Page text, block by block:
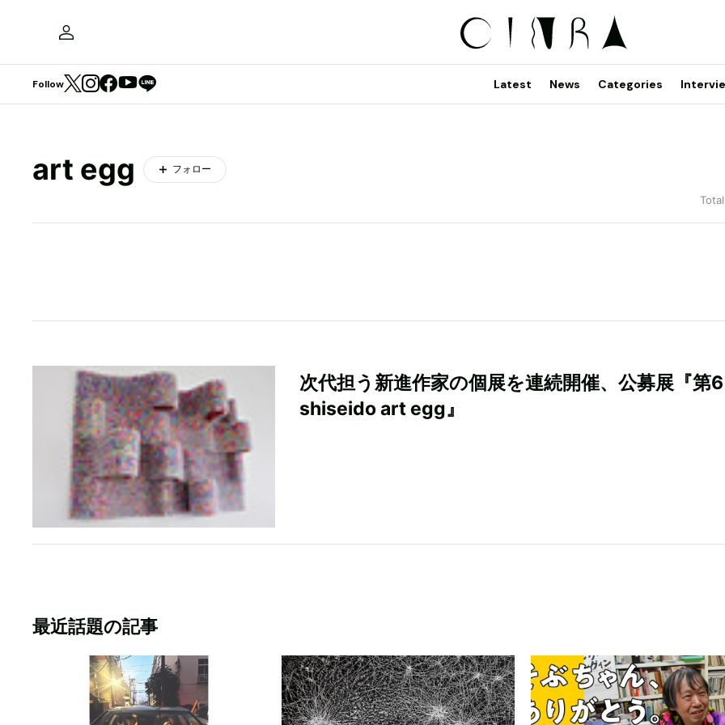
Follow Latest News Categories
art egg フォロー
次代担う新進作家の個展を連続開催、公募展『第
shiseido art egg』
最近話題の記事